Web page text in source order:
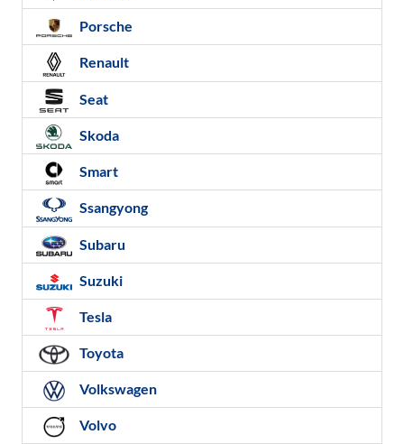
Porsche
Renault
Seat
Skoda
Smart
Ssangyong
Subaru
Suzuki
Tesla
Toyota
Volkswagen
Volvo